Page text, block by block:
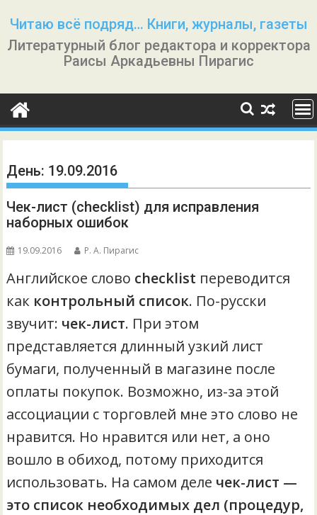
содержимому
Читаю всё подряд… Книги, журналы, газеты
Литературный блог редактора и корректора
Раисы Аркадьевны Пирагис
День: 19.09.2016
Чек-лист (checklist) для исправления
наборных ошибок
19.09.2016 Р. А. Пирагис
Английское слово checklist переводится
как контрольный список. По-русски
звучит: чек-лист. При этом
представляется длинный узкий лист
бумаги, полученный в магазине после
оплаты покупок. Возможно, из-за этой
ассоциации с торговлей мне это слово не
нравится. Но нравится или нет, а оно
вошло в обиход, потому приходится
использовать. На самом деле чек-лист —
это список необходимых дел (процедур,